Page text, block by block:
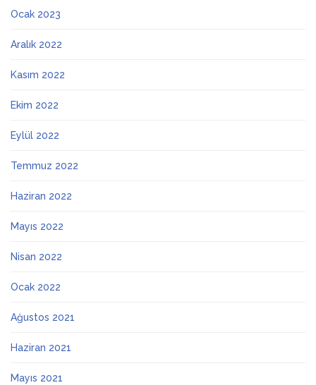
Ocak 2023
Aralık 2022
Kasım 2022
Ekim 2022
Eylül 2022
Temmuz 2022
Haziran 2022
Mayıs 2022
Nisan 2022
Ocak 2022
Ağustos 2021
Haziran 2021
Mayıs 2021